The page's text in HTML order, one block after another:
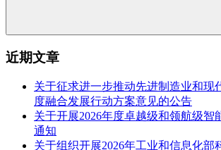
近期文章
关于征求进一步推动先进制造业和现
度融合发展行动方案意见的公告
关于开展2026年度卓越级和领航级智
通知
关于组织开展2026年工业和信息化部